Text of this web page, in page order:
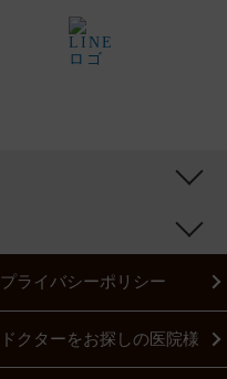
プライバシーポリシー
ドクターをお探しの医院様